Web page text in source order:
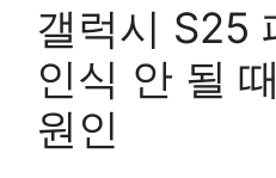
갤럭시 S25
인식 안 될
원인